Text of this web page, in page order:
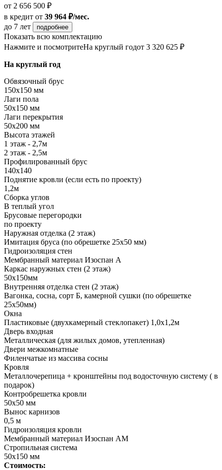
от 2 656 500 ₽
в кредит от 39 964 ₽/мес.
до 7 лет
подробнее
Показать всю комплектацию
Нажмите и посмотритеНа круглый годот 3 320 625 ₽
На круглый год
Обвязочный брус
150х150 мм
Лаги пола
50х150 мм
Лаги перекрытия
50х200 мм
Высота этажей
1 этаж - 2,7м
2 этаж - 2,5м
Профилированный брус
140х140
Поднятие кровли (если есть по проекту)
1,2м
Сборка углов
В теплый угол
Брусовые перегородки
по проекту
Наружная отделка (2 этаж)
Имитация бруса (по обрешетке 25х50 мм)
Гидроизоляция стен
Мембранный материал Изоспан А
Каркас наружных стен (2 этаж)
50х150мм
Внутренняя отделка стен (2 этаж)
Вагонка, сосна, сорт Б, камерной сушки (по обрешетке
25х50мм)
Окна
Пластиковые (двухкамерный стеклопакет) 1,0х1,2м
Дверь входная
Металлическая (для жилых домов, утепленная)
Двери межкомнатные
Филенчатые из массива сосны
Кровля
Металлочерепица + кронштейны под водосточную систему ( в
подарок)
Контробрешетка кровли
50х50 мм
Вынос карнизов
0,5 м
Гидроизоляция кровли
Мембранный материал Изоспан АМ
Стропильная система
50х150 мм
Стоимость: